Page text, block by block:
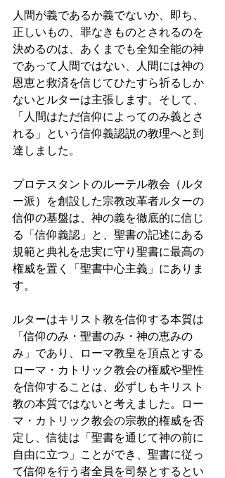
人間が義であるか義でないか、即ち、
正しいもの、罪なきものとされるのを
決めるのは、あくまでも全知全能の神
であって人間ではない、人間には神の
恩恵と救済を信じてひたすら祈るしか
ないとルターは主張します。そして、
「人間はただ信仰によってのみ義とさ
れる」という信仰義認説の教理へと到
達しました。
プロテスタントのルーテル教会（ルタ
ー派）を創設した宗教改革者ルターの
信仰の基盤は、神の義を徹底的に信じ
る「信仰義認」と、聖書の記述にある
規範と典礼を忠実に守り聖書に最高の
権威を置く「聖書中心主義」にありま
す。
ルターはキリスト教を信仰する本質は
「信仰のみ・聖書のみ・神の恵みの
み」であり、ローマ教皇を頂点とする
ローマ・カトリック教会の権威や聖性
を信仰することは、必ずしもキリスト
教の本質ではないと考えました。ロー
マ・カトリック教会の宗教的権威を否
定し、信徒は「聖書を通じて神の前に
自由に立つ」ことができ、聖書に従っ
て信仰を行う者全員を司祭とするとい